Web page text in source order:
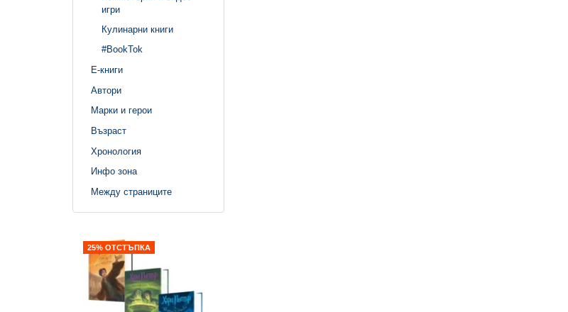
игри
Кулинарни книги
#BookTok
Е-книги
Автори
Марки и герои
Възраст
Хронология
Инфо зона
Между страниците
25% ОТСТЪПКА